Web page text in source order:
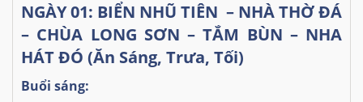
NGÀY 01: BIỂN NHŨ TIÊN – NHÀ THỜ ĐÁ
– CHÙA LONG SƠN – TẮM BÙN – NHA
HÁT ĐÓ (Ăn Sáng, Trưa, Tối)
Buổi sáng: